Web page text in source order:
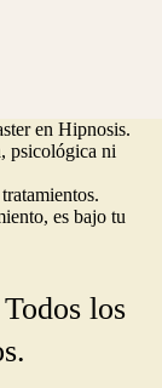
en Hipnosis.
psicológica ni
es bajo tu
los